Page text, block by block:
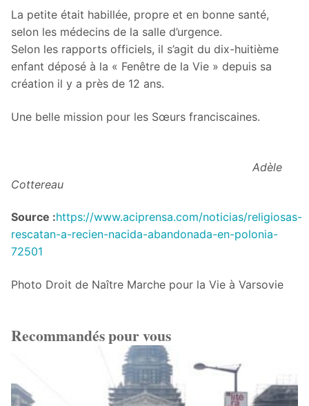
La petite était habillée, propre et en bonne santé,
selon les médecins de la salle d’urgence.
Selon les rapports officiels, il s’agit du dix-huitième
enfant déposé à la « Fenêtre de la Vie » depuis sa
création il y a près de 12 ans.
Une belle mission pour les Sœurs franciscaines.
Adèle
Cottereau
Source :https://www.aciprensa.com/noticias/religiosas-
rescatan-a-recien-nacida-abandonada-en-polonia-
72501
Photo Droit de Naître Marche pour la Vie à Varsovie
Recommandés pour vous